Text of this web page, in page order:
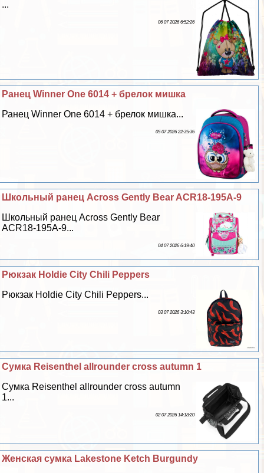
...
06 07 2026 6:52:26
Ранец Winner One 6014 + брелок мишка
Ранец Winner One 6014 + брелок мишка...
05 07 2026 22:35:36
Школьный ранец Across Gently Bear ACR18-195A-9
Школьный ранец Across Gently Bear
ACR18-195A-9...
04 07 2026 6:19:40
Рюкзак Holdie City Chili Peppers
Рюкзак Holdie City Chili Peppers...
03 07 2026 3:10:43
Сумка Reisenthel allrounder cross autumn 1
Сумка Reisenthel allrounder cross autumn
1...
02 07 2026 14:18:20
Женская сумка Lakestone Ketch Burgundy